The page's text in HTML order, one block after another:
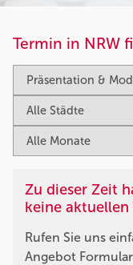
Termin in NRW
Zu dieser Zeit
keine aktuellen
Rufen Sie uns
Angebot